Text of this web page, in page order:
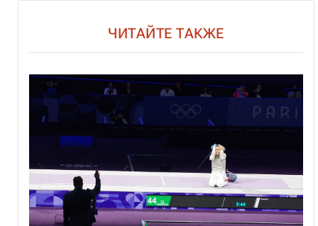
ЧИТАЙТЕ ТАКЖЕ